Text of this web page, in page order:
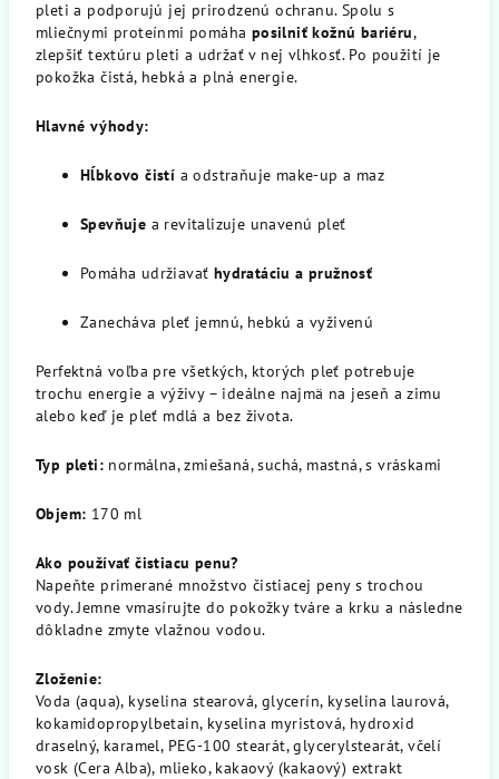
pleti a podporujú jej prirodzenú ochranu. Spolu s
mliečnymi proteínmi pomáha posilniť kožnú bariéru,
zlepšiť textúru pleti a udržať v nej vlhkosť. Po použití je
pokožka čistá, hebká a plná energie.
Hlavné výhody:
Hĺbkovo čistí a odstraňuje make-up a maz
Spevňuje a revitalizuje unavenú pleť
Pomáha udržiavať hydratáciu a pružnosť
Zanecháva pleť jemnú, hebkú a vyživenú
Perfektná voľba pre všetkých, ktorých pleť potrebuje
trochu energie a výživy – ideálne najmä na jeseň a zimu
alebo keď je pleť mdlá a bez života.
Typ pleti: normálna, zmiešaná, suchá, mastná, s vráskami
Objem: 170 ml
Ako používať čistiacu penu?
Napeňte primerané množstvo čistiacej peny s trochou
vody. Jemne vmasírujte do pokožky tváre a krku a následne
dôkladne zmyte vlažnou vodou.
Zloženie:
Voda (aqua), kyselina stearová, glycerín, kyselina laurová,
kokamidopropylbetain, kyselina myristová, hydroxid
draselný, karamel, PEG-100 stearát, glycerylstearát, včelí
vosk (Cera Alba), mlieko, kakaový (kakaový) extrakt